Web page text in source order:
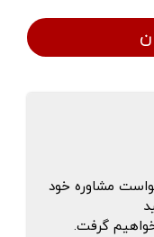
مشاوره خود
گرفت.